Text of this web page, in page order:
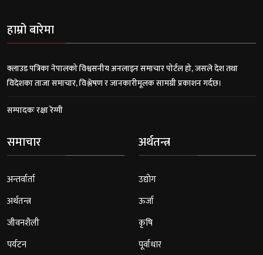
हाम्रो बारेमा
क्लाउड पत्रिका नेपालको विश्वसनीय अनलाइन समाचार पोर्टल हो, जसले देश तथा
विदेशका ताजा समाचार, विश्लेषण र जानकारीमूलक सामग्री प्रकाशन गर्दछ।
सम्पादकः रक्षा रेग्मी
समाचार
अन्तर्वार्ता
अर्थतन्त्र
जीवनशैली
पर्यटन
अर्थतन्त्र
उद्योग
ऊर्जा
कृषि
पूर्वाधार